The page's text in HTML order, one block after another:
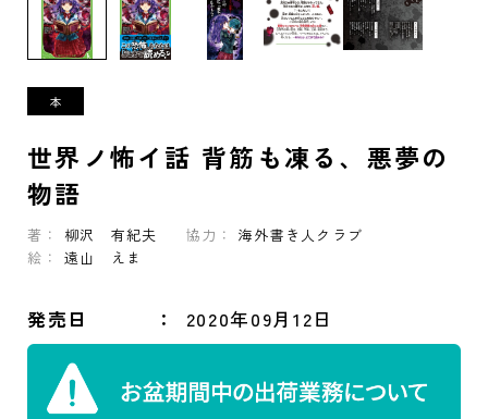
世界ノ怖イ話 背筋も凍る、悪夢の
物語
著： 柳沢 有紀夫 協力：
海外書き人クラブ
絵：
遠山 えま
発売日 2020年09月12日